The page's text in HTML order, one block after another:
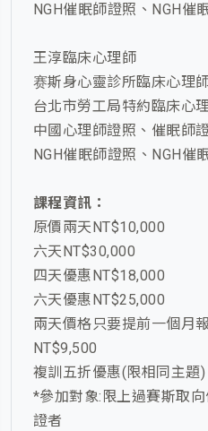
NGH催眠師證照、NGH催
王淳臨床心理師
赛斯身心靈診所臨床心理
台北市勞工局特約臨床心
中國心理師證照、催眠師
NGH催眠師證照、NGH催
課程資訊：
原價兩天NT$10,000
六天NT$30,000
四天優惠NT$18,000
六天優惠NT$25,000
兩天價格只要提前一個月
NT$9,500
複訓五折優惠(限相同主題)
*參加對象:限上過賽斯取
證者